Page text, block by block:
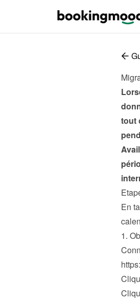
tout
En
1.